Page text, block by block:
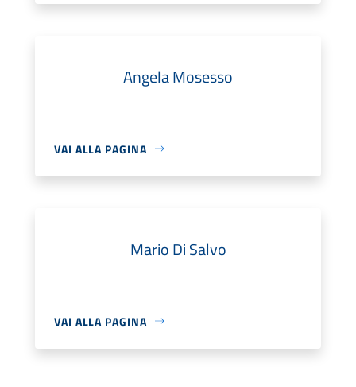
Angela Mosesso
VAI ALLA PAGINA
Mario Di Salvo
VAI ALLA PAGINA